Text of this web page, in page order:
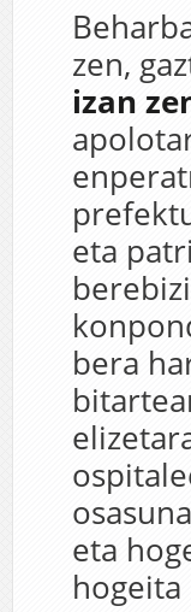
zen,
izan
eta
bera
eta